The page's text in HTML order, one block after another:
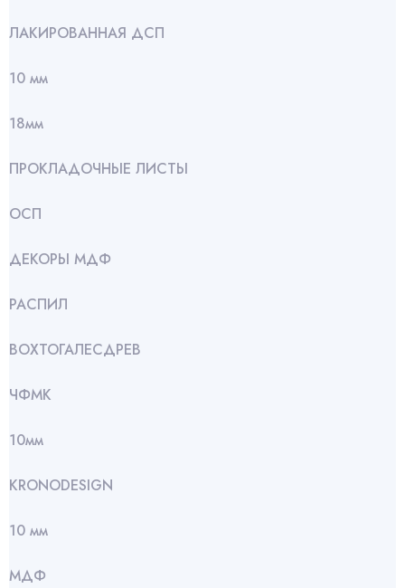
ЛАКИРОВАННАЯ ДСП
10 мм
18мм
ПРОКЛАДОЧНЫЕ ЛИСТЫ
ОСП
ДЕКОРЫ МДФ
РАСПИЛ
ВОХТОГАЛЕСДРЕВ
ЧФМК
10мм
KRONODESIGN
10 мм
МДФ